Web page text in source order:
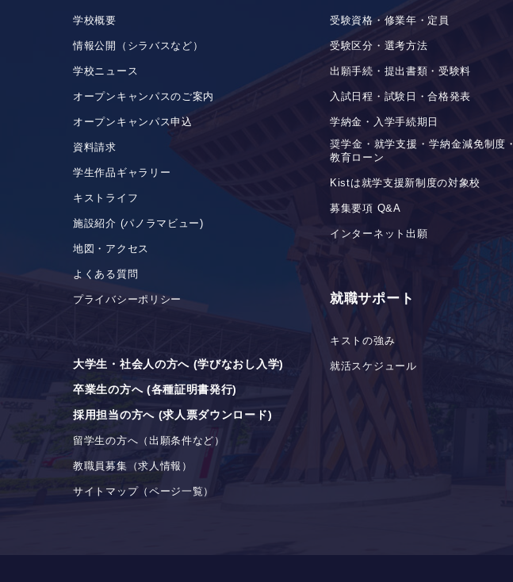
学校概要
情報公開（シラバスなど）
学校ニュース
オープンキャンパスのご案内
オープンキャンパス申込
資料請求
学生作品ギャラリー
キストライフ
施設紹介 (パノラマビュー)
地図・アクセス
よくある質問
プライバシーポリシー
大学生・社会人の方へ (学びなおし入学)
卒業生の方へ (各種証明書発行)
採用担当の方へ (求人票ダウンロード)
留学生の方へ（出願条件など）
教職員募集（求人情報）
サイトマップ（ページ一覧）
受験資格・修業年・定員
受験区分・選考方法
出願手続・提出書類・受験料
入試日程・試験日・合格発表
学納金・入学手続期日
奨学金・就学支援・学納金減免制度・
教育ローン
Kistは就学支援新制度の対象校
募集要項 Q&A
インターネット出願
就職サポート
キストの強み
就活スケジュール